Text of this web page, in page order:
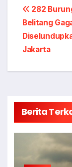
pos
282
Belitang
Jakarta
Berita